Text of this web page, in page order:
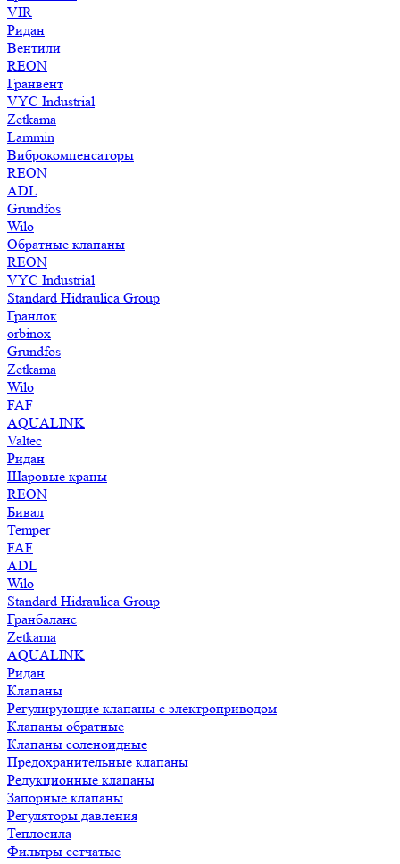
VIR
Ридан
Вентили
REON
Гранвент
VYC Industrial
Zetkama
Lammin
Виброкомпенсаторы
REON
ADL
Grundfos
Wilo
Обратные клапаны
REON
VYC Industrial
Standard Hidraulica Group
Гранлок
orbinox
Grundfos
Zetkama
Wilo
FAF
AQUALINK
Valtec
Ридан
Шаровые краны
REON
Бивал
Temper
FAF
ADL
Wilo
Standard Hidraulica Group
Гранбаланс
Zetkama
AQUALINK
Ридан
Клапаны
Регулирующие клапаны с электроприводом
Клапаны обратные
Клапаны соленоидные
Предохранительные клапаны
Редукционные клапаны
Запорные клапаны
Регуляторы давления
Теплосила
Фильтры сетчатые